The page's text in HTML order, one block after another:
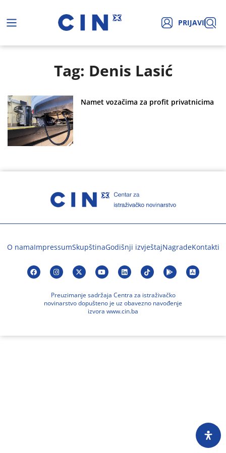
PRIJAVI
Tag: Denis Lasić
Namet vozačima za profit privatnicima
O namaImpressumSkupštinaGodišnji izvještajNagradeKontakti
Preuzimanje sadržaja Centra za istraživačko
novinarstvo dopušteno je uz obavezno navođenje
izvora www.cin.ba